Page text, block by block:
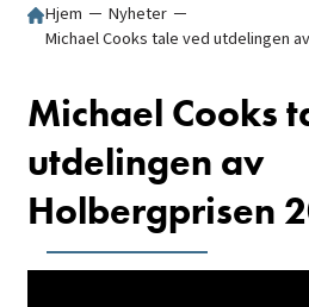
Hjem ─ Nyheter ─
Michael Cooks tale ved utdelingen
Michael Cooks
utdelingen av
Holbergprisen